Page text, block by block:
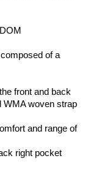
of a
front and back
woven strap
and range of
right pocket